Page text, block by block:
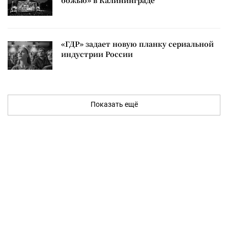
«ГДР» задает новую планку сериальной
индустрии России
Показать ещё